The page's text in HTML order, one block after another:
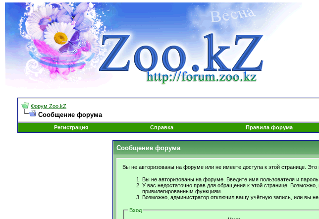
Форум Zoo.kZ
Сообщение форума
Регистрация
Справка Правила форума
Сообщение форума
Вы не авторизованы на форуме или не имеете доступа к этой странице. Это
Вы не авторизованы на форуме. Введите имя пользователя и
У вас недостаточно прав для обращения к этой странице.
привилегированным функциям.
Возможно, администратор отключил вашу учётную запись, или вы
Вход